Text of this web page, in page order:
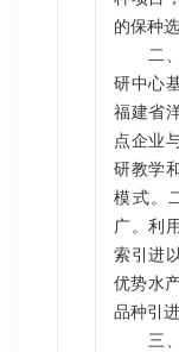
的保种
二、
研中心
福建省
点企业
研教学
模式。
广。利
索引进
优势水
品种引
三、